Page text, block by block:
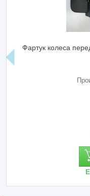
Фартук колеса